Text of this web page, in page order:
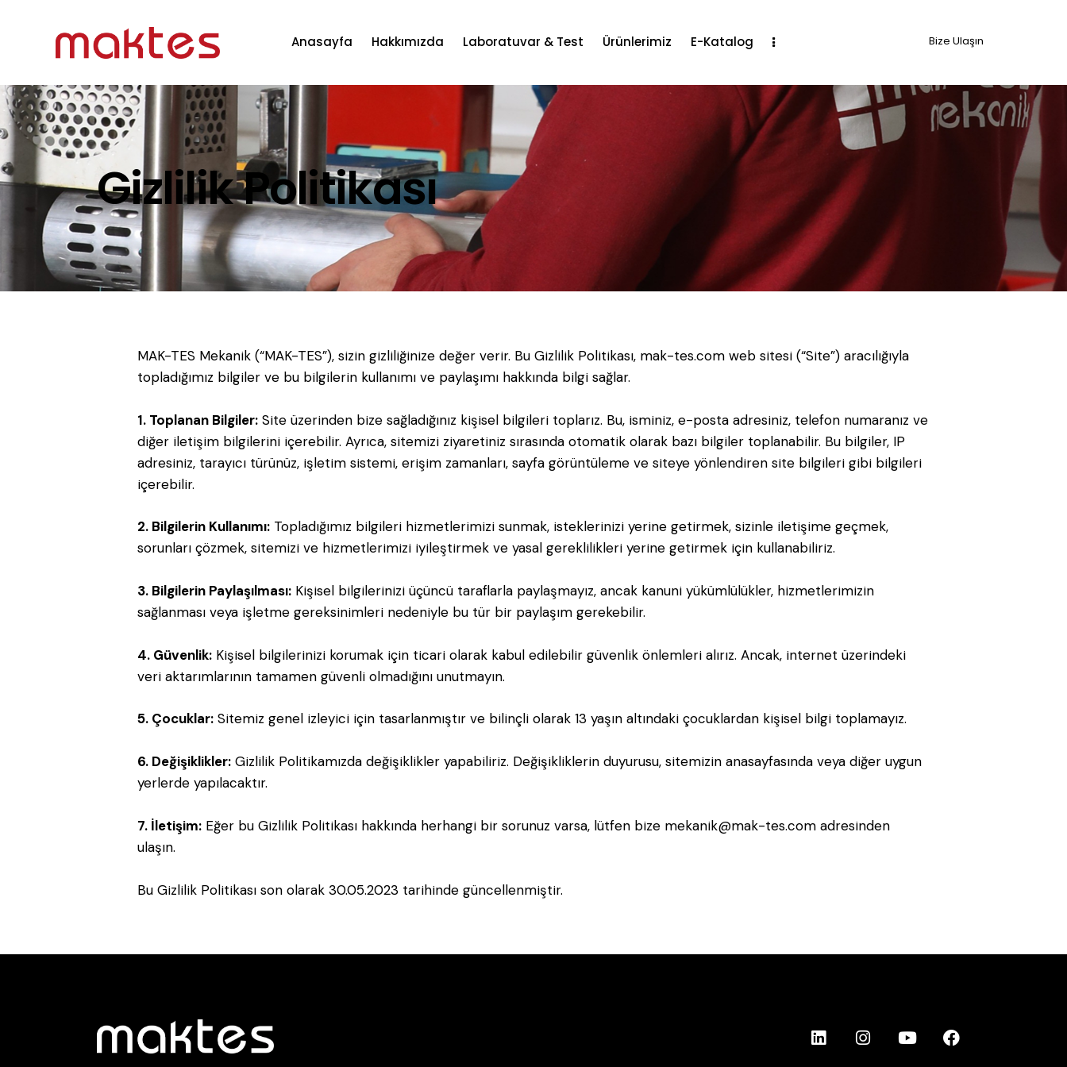
Anasayfa Hakkımızda Laboratuvar & Test Ürünlerimiz E-Katalog Bize Ulaşın
Gizlilik Politikası
MAK-TES Mekanik (“MAK-TES”), sizin gizliliğinize değer verir. Bu Gizlilik Politikası, mak-tes.com web sitesi (“Site”) aracılığıyla
topladığımız bilgiler ve bu bilgilerin kullanımı ve paylaşımı hakkında bilgi sağlar.
1. Toplanan Bilgiler: Site üzerinden bize sağladığınız kişisel bilgileri toplarız. Bu, isminiz, e-posta adresiniz, telefon numaranız ve
diğer iletişim bilgilerini içerebilir. Ayrıca, sitemizi ziyaretiniz sırasında otomatik olarak bazı bilgiler toplanabilir. Bu bilgiler, IP
adresiniz, tarayıcı türünüz, işletim sistemi, erişim zamanları, sayfa görüntüleme ve siteye yönlendiren site bilgileri gibi bilgileri
içerebilir.
2. Bilgilerin Kullanımı: Topladığımız bilgileri hizmetlerimizi sunmak, isteklerinizi yerine getirmek, sizinle iletişime geçmek,
sorunları çözmek, sitemizi ve hizmetlerimizi iyileştirmek ve yasal gereklilikleri yerine getirmek için kullanabiliriz.
3. Bilgilerin Paylaşılması: Kişisel bilgilerinizi üçüncü taraflarla paylaşmayız, ancak kanuni yükümlülükler, hizmetlerimizin
sağlanması veya işletme gereksinimleri nedeniyle bu tür bir paylaşım gerekebilir.
4. Güvenlik: Kişisel bilgilerinizi korumak için ticari olarak kabul edilebilir güvenlik önlemleri alırız. Ancak, internet üzerindeki
veri aktarımlarının tamamen güvenli olmadığını unutmayın.
5. Çocuklar: Sitemiz genel izleyici için tasarlanmıştır ve bilinçli olarak 13 yaşın altındaki çocuklardan kişisel bilgi toplamayız.
6. Değişiklikler: Gizlilik Politikamızda değişiklikler yapabiliriz. Değişikliklerin duyurusu, sitemizin anasayfasında veya diğer uygun
yerlerde yapılacaktır.
7. İletişim: Eğer bu Gizlilik Politikası hakkında herhangi bir sorunuz varsa, lütfen bize mekanik@mak-tes.com adresinden
ulaşın.
Bu Gizlilik Politikası son olarak 30.05.2023 tarihinde güncellenmiştir.